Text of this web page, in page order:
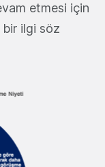
etmesi için
bir ilgi söz